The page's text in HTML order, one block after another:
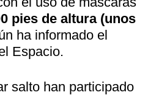
pies de altura (unos
ha informado el
Espacio.
salto han participado